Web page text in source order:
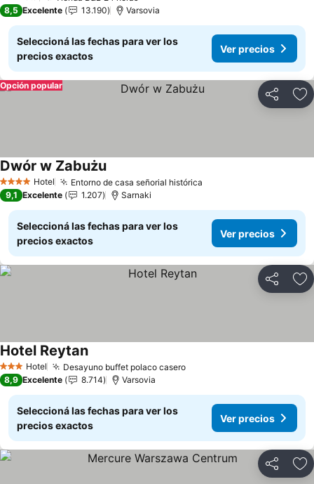
8,5 Excelente 13.190 Varsovia
Seleccioná las fechas para ver los
precios exactos
Ver precios
Compartir
Opción popular
4 EstrellasHotel Entorno de casa señorial histórica
Dwór w ZabużuVer precios
9,1 Excelente 1.207 Sarnaki
Seleccioná las fechas para ver los
precios exactos
Ver precios
Compartir
3 Estrellas
Hotel Desayuno buffet polaco caseroVer precios
Hotel ReytanVer precios
8,9 Excelente 8.714 Varsovia
Seleccioná las fechas para ver los
precios exactos
Ver precios
Compartir